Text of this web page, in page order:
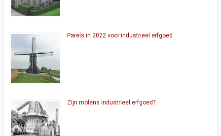
Parels in 2022 voor industrieel erfgoed
Zijn molens industrieel erfgoed?